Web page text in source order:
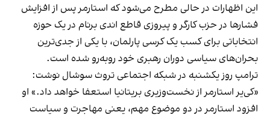
این اظهارات در حالی مطرح می‌شود که استارمر پس از افزایش
فشارها در حزب کارگر و پیروزی قاطع اندی برنام در یک حوزه
انتخاباتی برای کسب یک کرسی پارلمان، با یکی از جدی‌ترین
بحران‌های سیاسی دوران رهبری خود روبه‌رو شده است.
ترامپ روز یکشنبه در شبکه اجتماعی تروث سوشال نوشت:
«کی‌یر استارمر از نخست‌وزیری بریتانیا استعفا خواهد داد.» او
افزود استارمر در دو موضوع مهم، یعنی مهاجرت و سیاست